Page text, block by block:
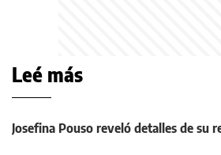
Leé más
Josefina Pouso reveló detalles de su